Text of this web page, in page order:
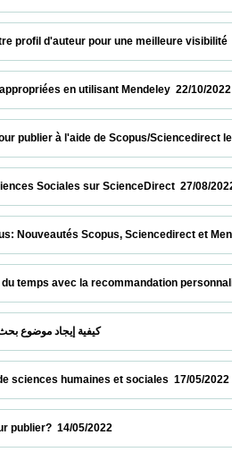
votre profil d'auteur pour une
appropriées en utilisant
pour publier à l'aide de Scopus/
Sciences Sociales sur
Nouveautés Scopus,
du temps avec la recommandation
كيفية إيجاد موضوع بحث أصلي وبقيمة مضافة   28/05/2022
de sciences humaines et
pour publier?  14/05/2022